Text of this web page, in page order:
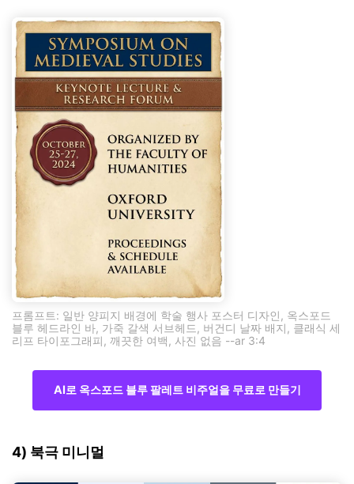
프롬프트: 일반 양피지 배경에 학술 행사 포스터 디자인, 옥스포드
블루 헤드라인 바, 가죽 갈색 서브헤드, 버건디 날짜 배지, 클래식 세
리프 타이포그래피, 깨끗한 여백, 사진 없음 --ar 3:4
AI로 옥스포드 블루 팔레트 비주얼을 무료로 만들기
4) 북극 미니멀